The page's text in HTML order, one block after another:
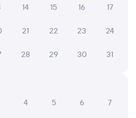
найти
из Балхаша-2 в Актогай
14 15 16 17
21 22 23 24
28 29 30 31
4 5 6 7